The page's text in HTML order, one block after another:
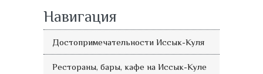
Навигация
Достопримечательности Иссык-Куля
Рестораны, бары, кафе на Иссык-Куле